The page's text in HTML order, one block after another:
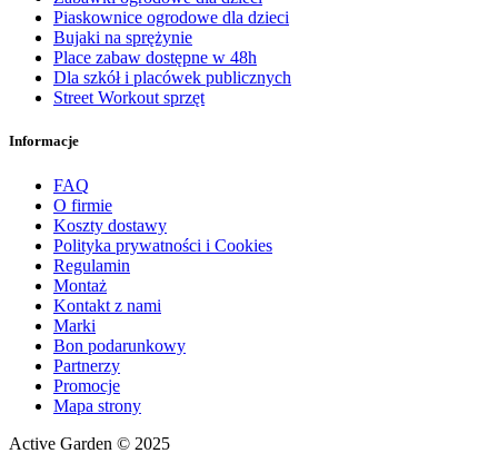
Piaskownice ogrodowe dla dzieci
Bujaki na sprężynie
Place zabaw dostępne w 48h
Dla szkół i placówek publicznych
Street Workout sprzęt
Informacje
FAQ
O firmie
Koszty dostawy
Polityka prywatności i Cookies
Regulamin
Montaż
Kontakt z nami
Marki
Bon podarunkowy
Partnerzy
Promocje
Mapa strony
Active Garden © 2025